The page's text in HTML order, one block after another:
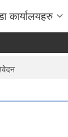
कार्यालयहरु